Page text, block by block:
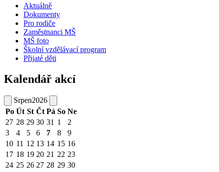
Aktuálně
Dokumenty
Pro rodiče
Zaměstnanci MŠ
MŠ foto
Školní vzdělávací program
Přijaté děti
Kalendář akcí
Srpen2026
Po Út St Čt Pá So Ne
27 28 29 30 31 1
2
3
4 5 6 7 8
9
10 11 12 13 14 15 16
17 18 19 20 21 22 23
24 25 26 27 28 29 30